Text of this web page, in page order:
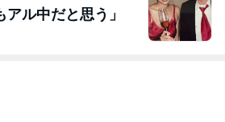
ル中だと思う」